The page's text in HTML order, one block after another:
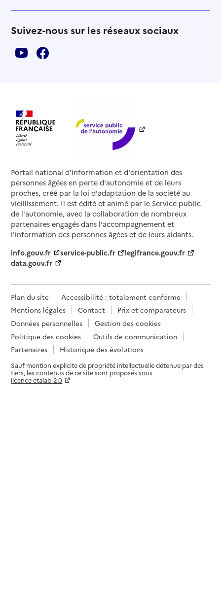
Suivez-nous sur les réseaux sociaux
Portail national d'information et d'orientation des
personnes âgées en perte d'autonomie et de leurs
proches, créé par la loi d'adaptation de la société au
vieillissement. Il est édité et animé par le Service public
de l'autonomie, avec la collaboration de nombreux
partenaires engagés dans l'accompagnement et
l'information des personnes âgées et de leurs aidants.
info.gouv.fr
service-public.fr
legifrance.gouv.fr
data.gouv.fr
Plan du site
Accessibilité : totalement conforme
Mentions légales
Contact
Prix et comparateurs
Données personnelles
Gestion des cookies
Politique des cookies
Outils de communication
Partenaires
Historique des évolutions
Sauf mention explicite de propriété intellectuelle détenue par des
tiers, les contenus de ce site sont proposés sous
licence etalab-2.0